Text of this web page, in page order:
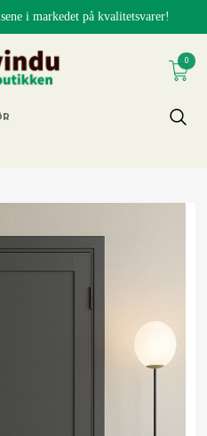
i markedet på kvalitetsvarer!
0